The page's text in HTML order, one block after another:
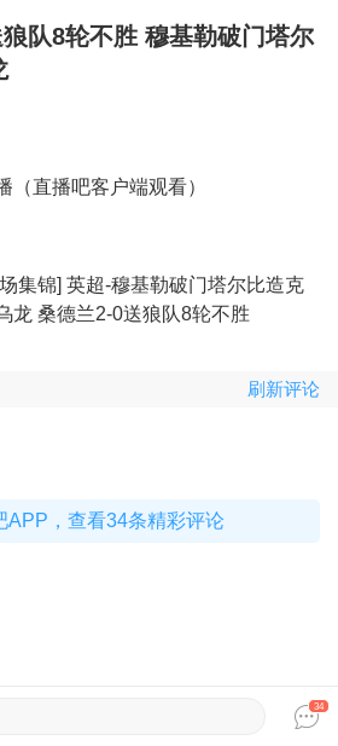
队8轮不胜 穆基勒破门塔尔
（直播吧客户端观看）
集锦] 英超-穆基勒破门塔尔比造克
龙 桑德兰2-0送狼队8轮不胜
刷新评论
APP，查看34条精彩评论
34